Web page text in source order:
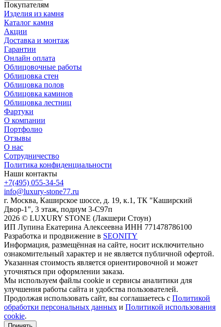
Покупателям
Изделия из камня
Каталог камня
Акции
Доставка и монтаж
Гарантии
Онлайн оплата
Облицовочные работы
Облицовка стен
Облицовка полов
Облицовка каминов
Облицовка лестниц
Фартуки
О компании
Портфолио
Отзывы
О нас
Сотрудничество
Политика конфиденциальности
Наши контакты
+7(495) 055-34-54
info@luxury-stone77.ru
г. Москва, Каширское шоссе, д. 19, к.1, ТК "Каширский
Двор-1", 3 этаж, подиум 3-С97п
2026 © LUXURY STONE (Лакшери Стоун)
ИП Лупина Екатерина Алексеевна ИНН 771478786100
Разработка и продвижение в SEONITY
Информация, размещённая на сайте, носит исключительно
ознакомительный характер и не является публичной офертой.
Указанная стоимость является ориентировочной и может
уточняться при оформлении заказа.
Мы используем файлы cookie и сервисы аналитики для
улучшения работы сайта и удобства пользователей.
Продолжая использовать сайт, вы соглашаетесь с Политикой
обработки персональных данных и Политикой использования
cookie.